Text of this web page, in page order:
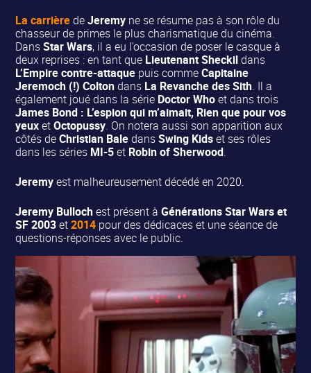
La carrièredeJeremy ne se résume pas à son rôle du
chasseur de primes le plus charismatique du cinéma.
DansStar Wars, il a eu l’occasion de poser le casque à
deux reprises : en tant que Lieutenant Sheckildans
L’Empire contre-attaque puis commeCapitaine
Jeremoch (!) Coltondans La Revanche des Sith. Il a
également joué dans la série Doctor Whoet dans trois
James Bond : L’espion qui m’aimait, Rien que pour vos
yeuxetOctopussy. On notera aussi son apparition aux
côtés deChristian BaledansSwing Kidset ses rôles
dans les séries MI-5et Robin of Sherwood.
Jeremyest malheureusement décédé en 2020.
Jeremy Bullochest présent àGénérations Star Wars et
SF 2003et2014 pour des dédicaces et une séance de
questions-réponses avec le public.